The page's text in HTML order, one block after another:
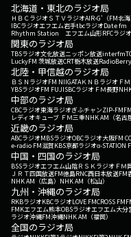
北海道・東北のラジオ局
ＨＢＣラジオＳＴＶラジオAIR-G'（FM北海
IBCラジオエフエム岩手tbcラジオDate fm
Rhythm Station エフエム山形RFCラジ
関東のラジオ局
TBSラジオ文化放送ニッポン放送interfm
LuckyFM 茨城放送CRT栃木放送RadioBerry
北陸・甲信越のラジオ局
ＢＳＮラジオFM NIIGATAＫＮＢラジオ Ｆ
YBSラジオFM FUJISBCラジオ ＦＭ長野
中部のラジオ局
CBCラジオ東海ラジオぎふチャンZIP-FM
レディオキューブ ＦＭ三重NHK AM（名古
近畿のラジオ局
ABCラジオMBSラジオOBCラジオ大阪FM
e-radio FM滋賀KBS京都ラジオα-STATION
中国・四国のラジオ局
BSSラジオエフエム山陰ＲＳＫラジオ ＦＭ
ＪＲＴ四国放送FM徳島RNC西日本放送FM
NHK AM（広島） NHK AM（松山）
九州・沖縄のラジオ局
RKBラジオKBCラジオLOVE FMCROSS FM
FMKエフエム熊本OBSラジオエフエム大分
ラジオ沖縄FM沖縄NHK AM（福岡）
全国のラジオ局